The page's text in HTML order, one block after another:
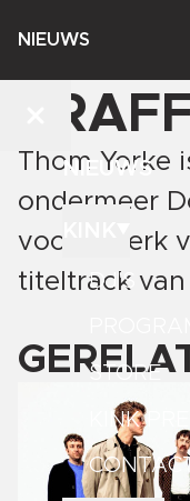
NIEUWS
NIEUWS
DJ'S
STORE
KINK
Thom Yorke
ondermeer
vooral werk
titeltrack van